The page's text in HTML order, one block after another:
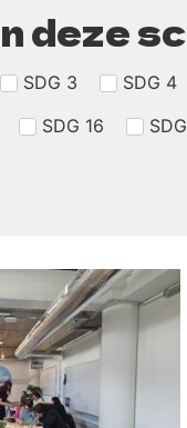
deze
SDG 3 SDG 4
SDG 16